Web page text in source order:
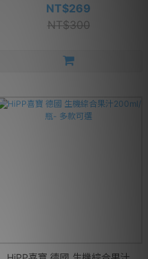
NT$269
NT$300